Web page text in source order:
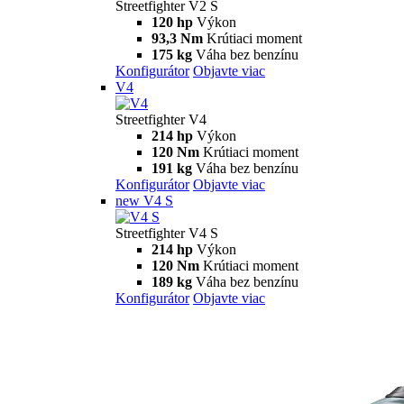
Streetfighter
V2
Streetfighter V2
120 HP Výkon
93,3 Nm Krútiaci moment